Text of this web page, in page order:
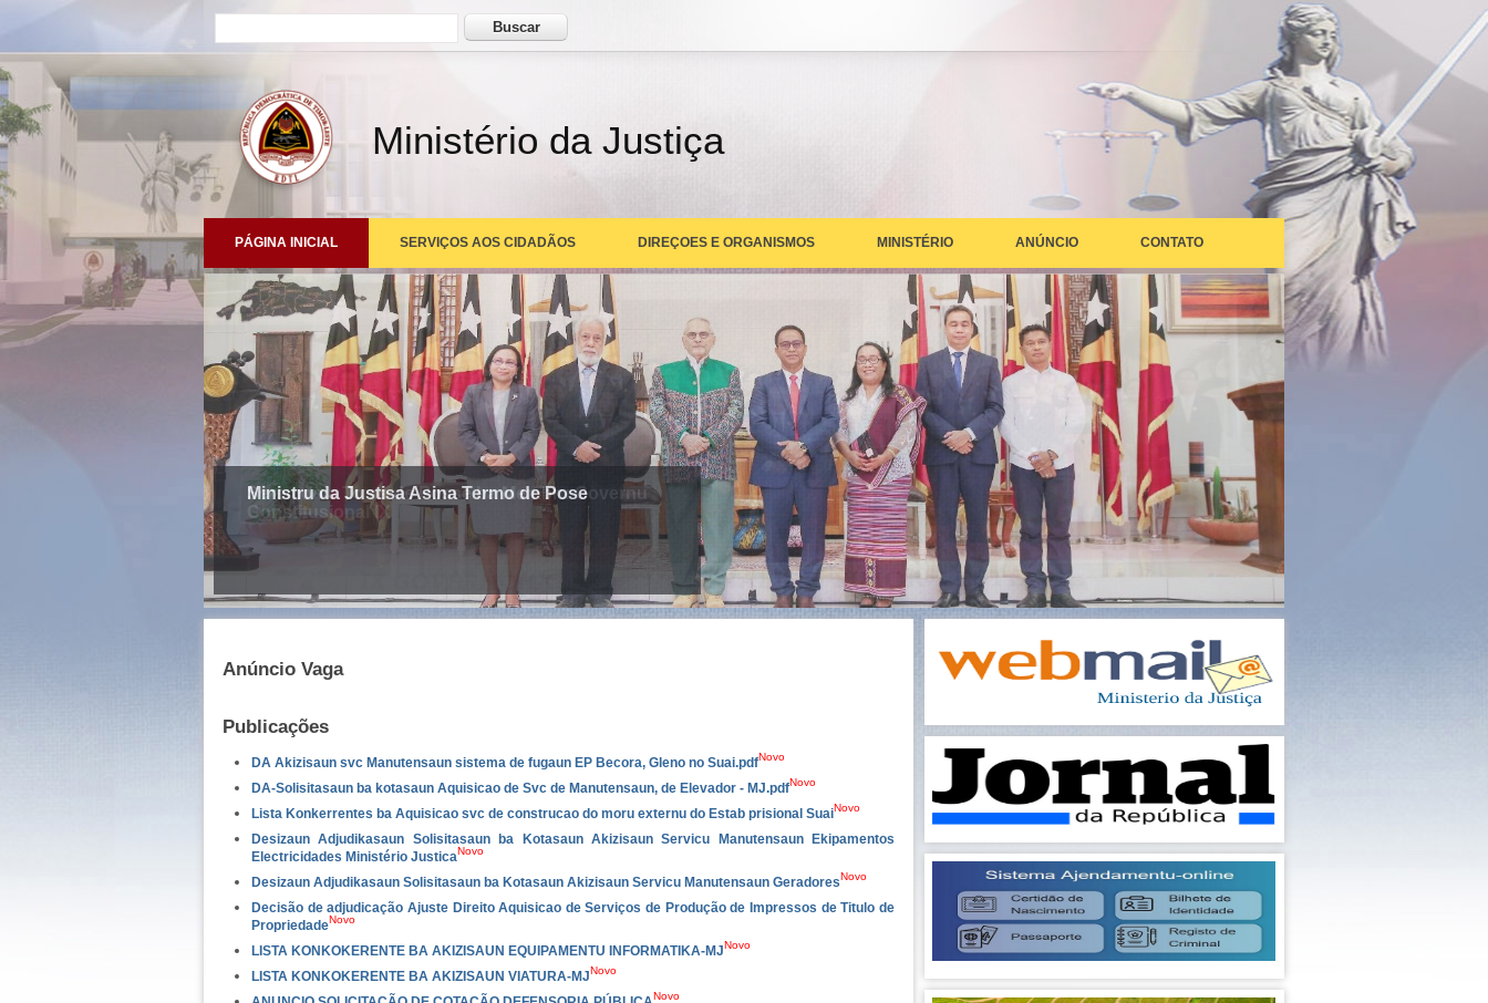
Formulário de busca Buscar
Ministério da Justiça
PÁGINA INICIAL SERVIÇOS AOS CIDADÃOS DIREÇOES E ORGANISMOS MINISTÉRIO ANÚNCIO CONTATO
Ministru da Justisa Asina Termo de Pose
Anúncio Vaga
Publicações
DA Akizisaun svc Manutensaun sistema de fugaun EP Becora, Gleno no Suai.pdfNovo
DA-Solisitasaun ba kotasaun Aquisicao de Svc de Manutensaun, de Elevador - MJ.pdfNovo
Lista Konkerrentes ba Aquisicao svc de construcao do moru externu do Estab prisional SuaiNovo
Desizaun Adjudikasaun Solisitasaun ba Kotasaun Akizisaun Servicu Manutensaun Ekipamentos
Electricidades Ministério JusticaNovo
Desizaun Adjudikasaun Solisitasaun ba Kotasaun Akizisaun Servicu Manutensaun GeradoresNovo
Decisão de adjudicação Ajuste Direito Aquisicao de Serviços de Produção de Impressos de Titulo de
PropriedadeNovo
LISTA KONKOKERENTE BA AKIZISAUN EQUIPAMENTU INFORMATIKA-MJNovo
LISTA KONKOKERENTE BA AKIZISAUN VIATURA-MJNovo
Novo